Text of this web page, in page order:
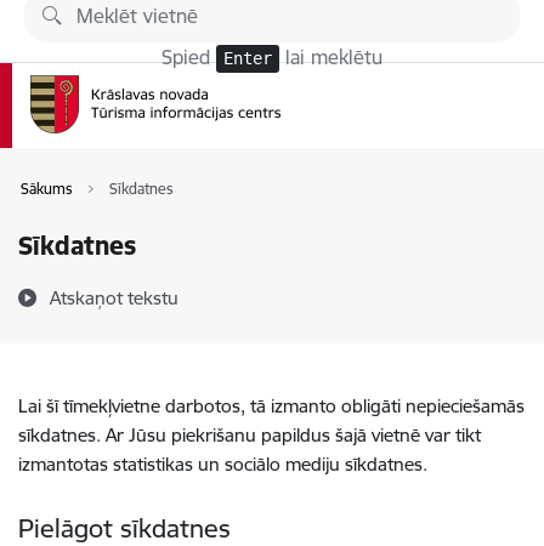
Pāriet uz lapas saturu
Spied Enter lai meklētu
Sākums Sīkdatnes
Sīkdatnes
Atskaņot tekstu
Lai šī tīmekļvietne darbotos, tā izmanto obligāti nepieciešamās
sīkdatnes. Ar Jūsu piekrišanu papildus šajā vietnē var tikt
izmantotas statistikas un sociālo mediju sīkdatnes.
Pielāgot sīkdatnes